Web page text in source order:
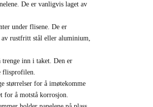
De er vanligvis laget av
under flisene. De er
rustfritt stål eller aluminium,
inn i taket. Den er
flisprofilen.
størrelser for å imøtekomme
å motstå korrosjon.